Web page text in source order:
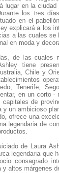
lugar en la
los tres
en el
explicará a los
a las cuales se
en moda y
de las cuales
tiene
Chile y
Tenerife,
en un corto
de
y un ambicioso
ofrece una
legendaria de
de Laura
legendaria que
consagrado
y altos márgenes